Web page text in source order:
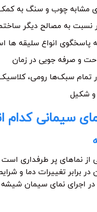
مشابه چوب و سنگ به
نسبت به مصالح دیگر
پاسخگوی انواع سلیقه ها
و صرفه جویی در زمان
تمام سبک‌ها رومی،
و شکیل
سیمانی کدام
نماهای پر طرفداری
در برابر تغییرات دما و
اجرای نمای سیمان شیشه